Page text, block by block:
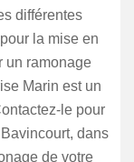
différentes
la mise en
un ramonage
Marin est un
le pour
dans
de votre